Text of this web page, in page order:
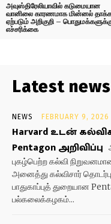
அவுஸ்திரேலியாவில் கடுமையான
வானிலை காரணமாக மின்னல்
ஏற்படும் அறிகுறி –
எச்சரிக்கை
Latest news
NEWS FEBRUARY 9, 2026
Harvard உடன்
Pentagon அறிவிப்பு
புகழ்பெற்ற கல்வி
அனைத்து கல்விசார்
பாதுகாப்புத் துறையான
பல்கலைக்கழகம்...